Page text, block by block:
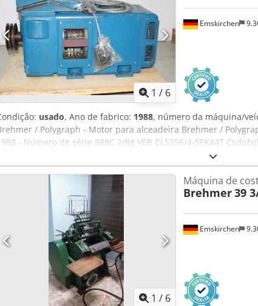
1 / 6
Emskirchen
usado, Ano de fabrico: 1988, número da máquina/
/ Polygraph - Motor para alceadeira Brehmer /
- Número de série 888C 2/88 VEB CLS256/4-5FK44T
por Skype-Video Ficaríamos muito satisfeitos com a sua visita -
- Pode ser inspeccionado Emskirchen / Nuremberga
1 / 6
Emskirchen
Máquina de
Brehmer39